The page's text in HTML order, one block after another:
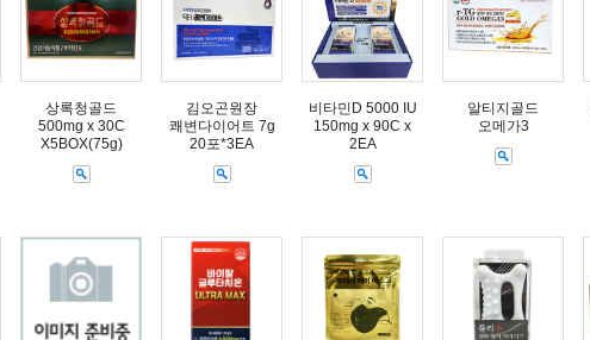
상록청골드
500mg x 30C
X5BOX(75g)
김오곤원장
쾌변다이어트 7g
20포*3EA
비타민D 5000 IU
150mg x 90C x
2EA
알티지골드
오메가3